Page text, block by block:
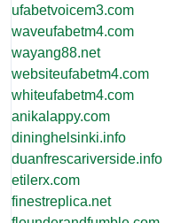
ufabetvoicem3.com
waveufabetm4.com
wayang88.net
websiteufabetm4.com
whiteufabetm4.com
anikalappy.com
dininghelsinki.info
duanfrescariverside.info
etilerx.com
finestreplica.net